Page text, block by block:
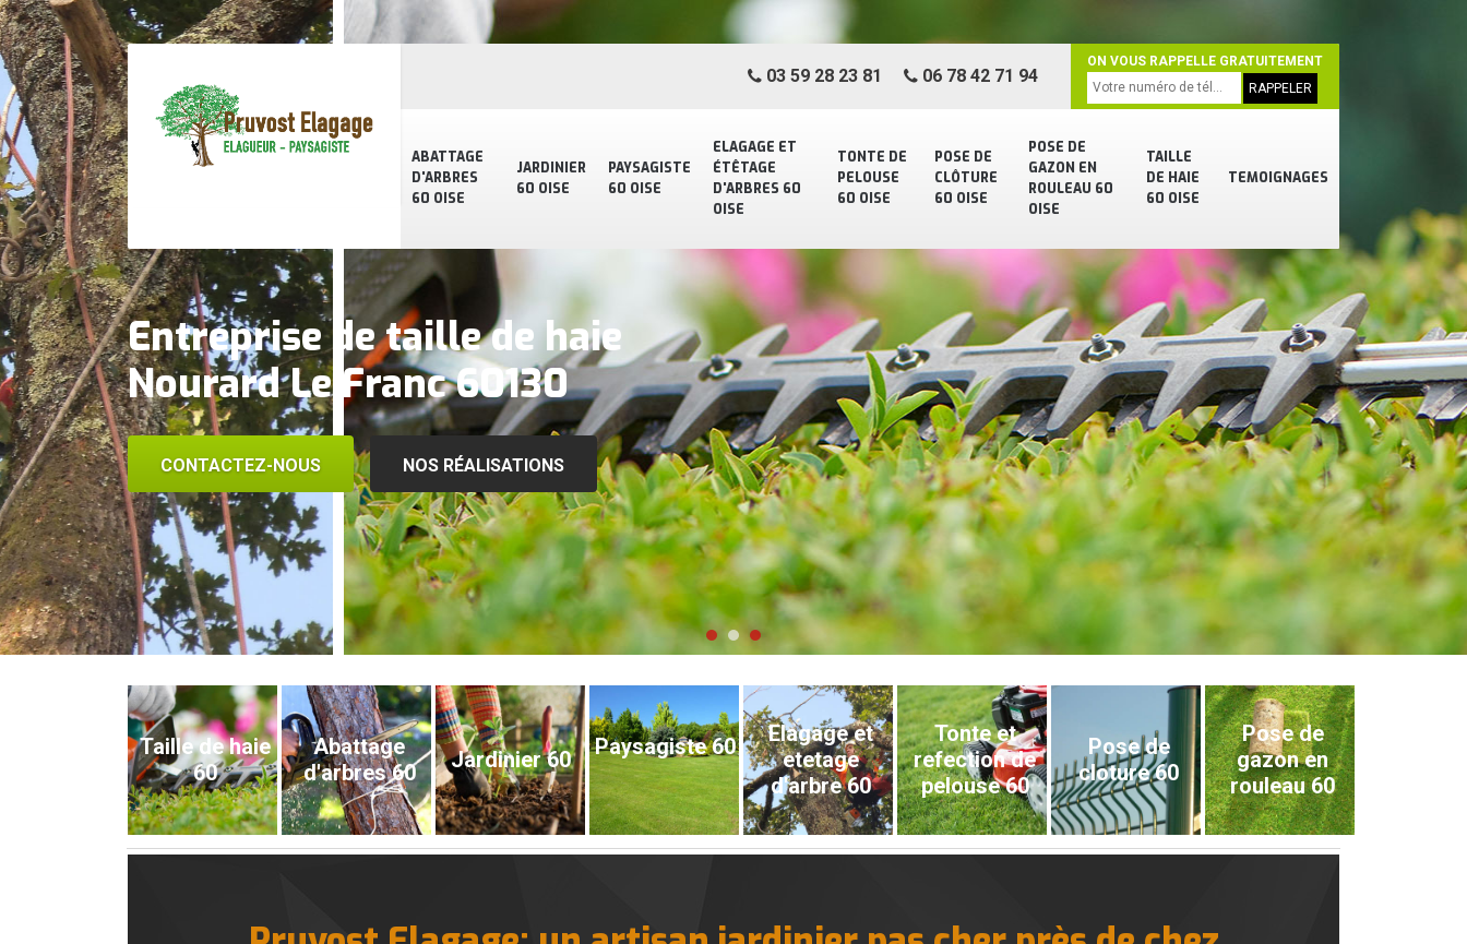
ABATTAGE
D'ARBRES
60 OISE
JARDINIER
60 OISE
PAYSAGISTE
60 OISE
ELAGAGE ET
ÉTÊTAGE
D'ARBRES 60
OISE
TONTE DE
PELOUSE
60 OISE
POSE DE
CLÔTURE
60 OISE
POSE DE
GAZON EN
ROULEAU 60
OISE
TAILLE
DE HAIE
60 OISE
TEMOIGNAGES
03 59 28 23 81 06 78 42 71 94
ON VOUS RAPPELLE GRATUITEMENT
Entreprise de taille de haie
Nourard Le Franc 60130
CONTACTEZ-NOUS NOS RÉALISATIONS
Taille de haie
60
Abattage
d'arbres 60
Jardinier 60 Paysagiste 60
Elagage et
etetage
d'arbre 60
Tonte et
refection de
pelouse 60
Pose de
cloture 60
Pose de
gazon en
rouleau 60